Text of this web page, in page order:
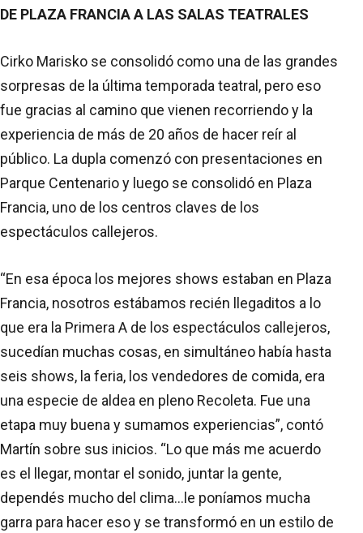
DE PLAZA FRANCIA A LAS SALAS TEATRALES
Cirko Marisko se consolidó como una de las grandes
sorpresas de la última temporada teatral, pero eso
fue gracias al camino que vienen recorriendo y la
experiencia de más de 20 años de hacer reír al
público. La dupla comenzó con presentaciones en
Parque Centenario y luego se consolidó en Plaza
Francia, uno de los centros claves de los
espectáculos callejeros.
“En esa época los mejores shows estaban en Plaza
Francia, nosotros estábamos recién llegaditos a lo
que era la Primera A de los espectáculos callejeros,
sucedían muchas cosas, en simultáneo había hasta
seis shows, la feria, los vendedores de comida, era
una especie de aldea en pleno Recoleta. Fue una
etapa muy buena y sumamos experiencias”, contó
Martín sobre sus inicios. “Lo que más me acuerdo
es el llegar, montar el sonido, juntar la gente,
dependés mucho del clima...le poníamos mucha
garra para hacer eso y se transformó en un estilo de